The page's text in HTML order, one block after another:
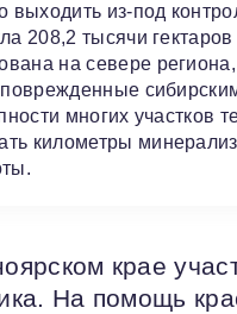
выходить из-под
208,2 тысячи
на севере
многих участков
километры
крае
На помощь